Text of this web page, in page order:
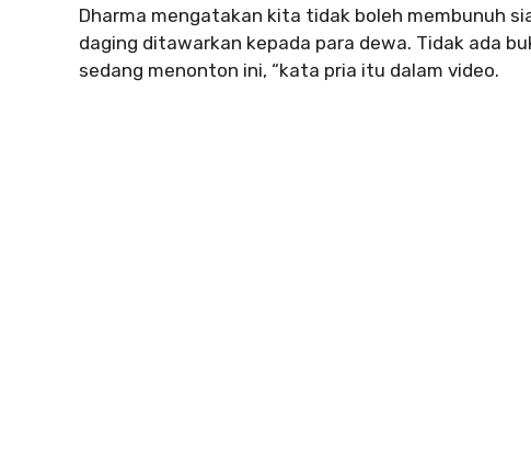
Dharma mengatakan kita tidak boleh membunuh
daging ditawarkan kepada para dewa. Tidak ada
sedang menonton ini, “kata pria itu dalam video.